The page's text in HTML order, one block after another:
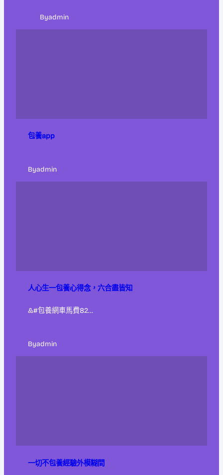
Byadmin
包養app
Byadmin
人心生一包養心得念，六合盡皆知
&#包養網車馬費82…
Byadmin
一切不包養經驗外模糊間